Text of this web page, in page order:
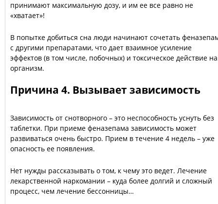
принимают максимальную дозу, и им ее все равно не
«хватает»!
В попытке добиться сна люди начинают сочетать
с другими препаратами, что дает взаимное усиление
эффектов (в том числе, побочных) и токсическое действие на
организм.
Причина 4. Вызывает зависимость
Зависимость от снотворного – это неспособность уснуть без
таблетки. При приеме феназепама зависимость может
развиваться очень быстро. Прием в течение 4 недель – уже
опасность ее появления.
Нет нужды рассказывать о том, к чему это ведет. Лечение
лекарственной наркомании – куда более долгий и сложный
процесс, чем лечение бессонницы…